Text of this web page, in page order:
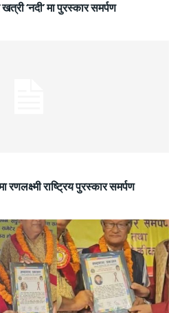
‘नदी’ मा पुरस्कार समर्पण
रणलक्ष्मी राष्ट्रिय पुरस्कार समर्पण